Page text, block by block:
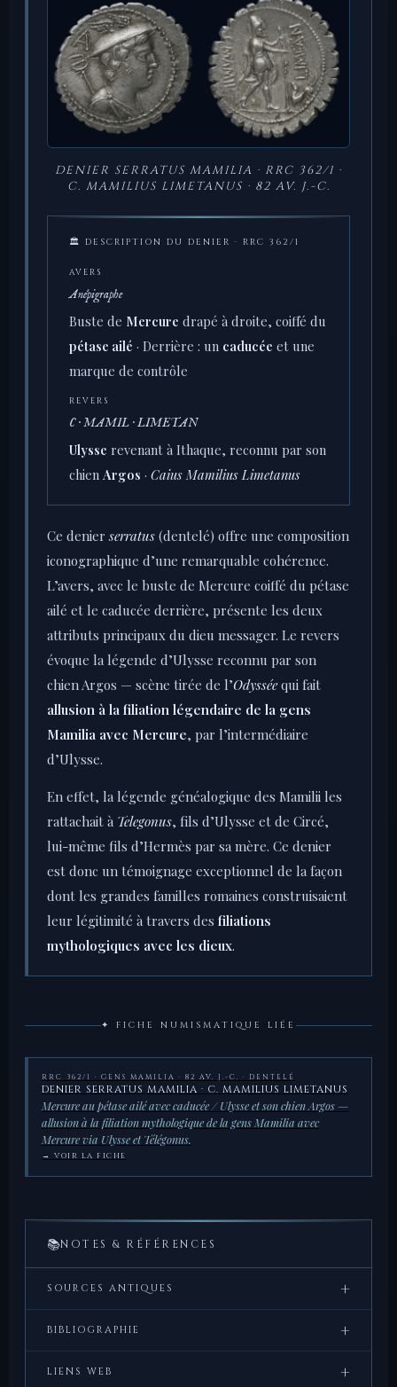
DENIER SERRATUS MAMILIA · RRC 362/1 ·
C. MAMILIUS LIMETANUS · 82 AV. J.-C.
🏛 DESCRIPTION DU DENIER · RRC 362/1
AVERS
Anépigraphe
Buste de Mercure drapé à droite, coiffé du
pétase ailé · Derrière : un caducée et une
marque de contrôle
REVERS
C · MAMIL · LIMETAN
Ulysse revenant à Ithaque, reconnu par son
chien Argos · Caius Mamilius Limetanus
Ce denierserratus (dentelé) offre une composition
iconographique d’une remarquable cohérence.
L’avers, avec le buste de Mercure coiffé du pétase
ailé et le caducée derrière, présente les deux
attributs principaux du dieu messager. Le revers
évoque la légende d’Ulysse reconnu par son
chien Argos — scène tirée de l’Odysséequi fait
allusion à la filiation légendaire de la gens
Mamilia avec Mercure, par l’intermédiaire
d’Ulysse.
En effet, la légende généalogique des Mamilii les
rattachait à Telegonus, fils d’Ulysse et de Circé,
lui-même fils d’Hermès par sa mère. Ce denier
est donc un témoignage exceptionnel de la façon
dont les grandes familles romaines construisaient
leur légitimité à travers des filiations
mythologiques avec les dieux.
✦ FICHE NUMISMATIQUE LIÉE
RRC 362/1 · GENS MAMILIA · 82 AV. J.-C. · DENTELÉ
DENIER SERRATUS MAMILIA · C. MAMILIUS LIMETANUS
Mercure au pétase ailé avec caducée / Ulysse et son chien Argos —
allusion à la filiation mythologique de la gens Mamilia avec
Mercure via Ulysse et Télégonus.
→ VOIR LA FICHE
📚NOTES & RÉFÉRENCES
SOURCES ANTIQUES +
Homère,Odyssée
reconnu par son vieux chien Argos, scène représentée
au revers du denier Mamilia.
BIBLIOGRAPHIE +
Bonfante, L. & Jacker, C.,
LIENS WEB +